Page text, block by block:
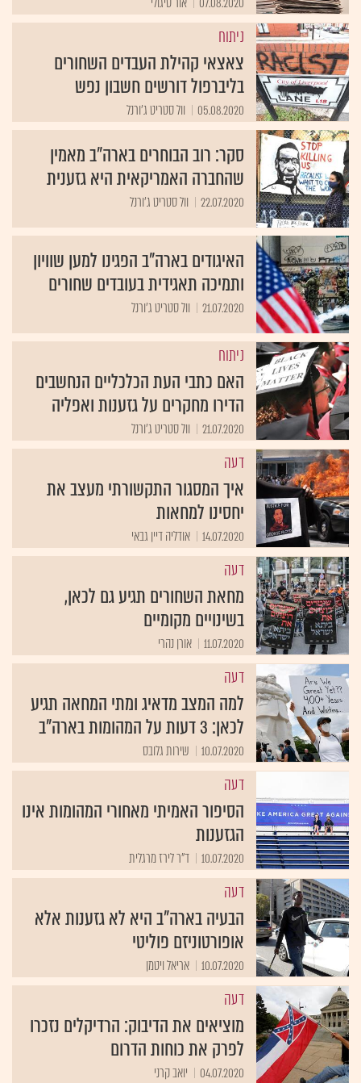
ניתוח
צאצאי קהילת העבדים השחורים
בליברפול דורשים חשבון נפש
05.08.2020 וול סטריט ג'ורנל
סקר: רוב הבוחרים בארה"ב מאמין
שהחברה האמריקאית היא גזענית
22.07.2020 וול סטריט ג'ורנל
האיגודים בארה"ב הפגינו למען שוויון
ותמיכה תאגידית בעובדים שחורים
21.07.2020 וול סטריט ג'ורנל
ניתוח
האם כתבי העת הכלכליים הנחשבים
הדירו מחקרים על גזענות ואפליה
21.07.2020 וול סטריט ג'ורנל
דעה
איך המסגור התקשורתי מעצב את
יחסינו למחאות
14.07.2020 אודליה דיין גבאי
דעה
מחאת השחורים תגיע גם לכאן,
בשינויים מקומיים
11.07.2020 אורן נהרי
דעה
למה המצב מדאיג ומתי המחאה תגיע
לכאן: 3 דעות על המהומות בארה"ב
10.07.2020 שירות גלובס
דעה
הסיפור האמיתי מאחורי המהומות אינו
הגזענות
10.07.2020 ד"ר לירז מרגלית
דעה
הבעיה בארה"ב היא לא גזענות אלא
אופורטוניזם פוליטי
10.07.2020 אריאל ויטמן
דעה
מוציאים את הדיבוק: הרדיקלים נזכרו
לפרק את כוחות הדרום
04.07.2020 יואב קרני